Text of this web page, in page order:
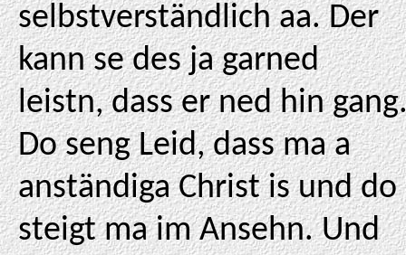
selbstverständlich aa. Der
kann se des ja garned
leistn, dass er ned hin
Do seng Leid, dass ma a
anständiga Christ is und do
steigt ma im Ansehn. Und